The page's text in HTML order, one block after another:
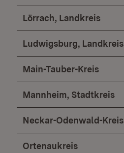
Lörrach, Landkreis
Ludwigsburg, Landkreis
Main-Tauber-Kreis
Mannheim, Stadtkreis
Neckar-Odenwald-Kreis
Ortenaukreis